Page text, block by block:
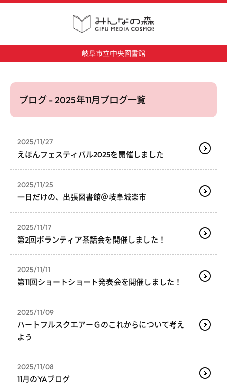
岐阜市立中央図書館
ブログ - 2025年11月ブログ一覧
2025/11/27
えほんフェスティバル2025を開催しました
2025/11/25
一日だけの、出張図書館＠岐阜城楽市
2025/11/17
第2回ボランティア茶話会を開催しました！
2025/11/11
第11回ショートショート発表会を開催しました！
2025/11/09
ハートフルスクエアーＧのこれからについて考え
よう
2025/11/08
11月のYAブログ